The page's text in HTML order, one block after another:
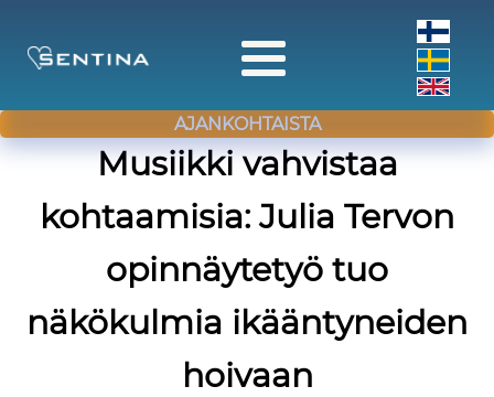
AJANKOHTAISTA
Musiikki vahvistaa
kohtaamisia: Julia Tervon
opinnäytetyö tuo
näkökulmia ikääntyneiden
hoivaan